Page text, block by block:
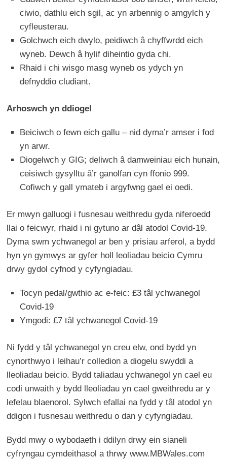
ciwio, dathlu eich sgil, ac yn arbennig o amgylch y
cyfleusterau.
Golchwch eich dwylo, peidiwch â chyffwrdd eich
wyneb. Dewch â hylif diheintio gyda chi.
Rhaid i chi wisgo masg wyneb os ydych yn
defnyddio cludiant.
Arhoswch yn ddiogel
Beiciwch o fewn eich gallu – nid dyma’r amser i fod
yn arwr.
Diogelwch y GIG; deliwch â damweiniau eich hunain,
ceisiwch gysylltu â’r ganolfan cyn ffonio 999.
Cofiwch y gall ymateb i argyfwng gael ei oedi.
Er mwyn galluogi i fusnesau weithredu gyda niferoedd
llai o feicwyr, rhaid i ni gytuno ar dâl atodol Covid-19.
Dyma swm ychwanegol ar ben y prisiau arferol, a bydd
hyn yn gymwys ar gyfer holl leoliadau beicio Cymru
drwy gydol cyfnod y cyfyngiadau.
Tocyn pedal/gwthio ac e-feic: £3 tâl ychwanegol
Covid-19
Ymgodi: £7 tâl ychwanegol Covid-19
Ni fydd y tâl ychwanegol yn creu elw, ond bydd yn
cynorthwyo i leihau’r colledion a diogelu swyddi a
lleoliadau beicio. Bydd taliadau ychwanegol yn cael eu
codi unwaith y bydd lleoliadau yn cael gweithredu ar y
lefelau blaenorol. Sylwch efallai na fydd y tâl atodol yn
ddigon i fusnesau weithredu o dan y cyfyngiadau.
Bydd mwy o wybodaeth i ddilyn drwy ein sianeli
cyfryngau cymdeithasol a thrwy www.MBWales.com